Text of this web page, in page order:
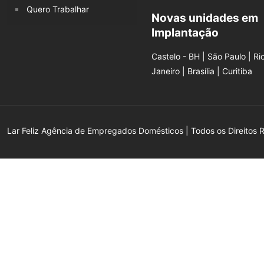
Quero Trabalhar
Novas unidades em
Implantação
Castelo - BH | São Paulo |
Janeiro | Brasília | Curitiba
Lar Feliz Agência de Empregados Domésticos | Todos os Direitos